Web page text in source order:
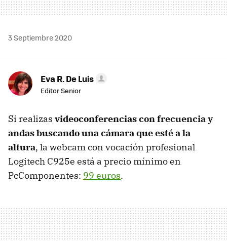
3 Septiembre 2020
Eva R. De Luis
Editor Senior
Si realizas videoconferencias con frecuencia y
andas buscando una cámara que esté a la
altura, la webcam con vocación profesional
Logitech C925e está a precio mínimo en
PcComponentes: 99 euros.